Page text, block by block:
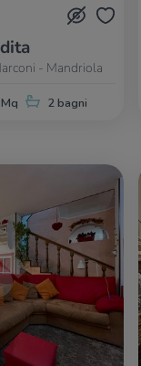
- Mandriola
2 bagni